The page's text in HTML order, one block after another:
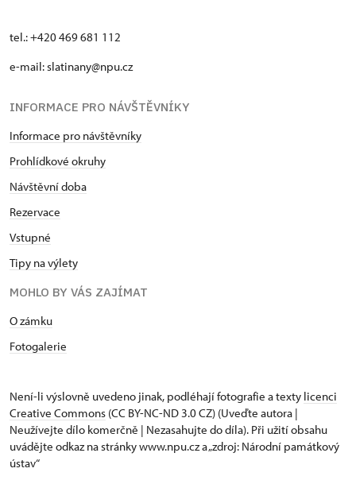
tel.: +420 469 681 112
e-mail: slatinany@npu.cz
INFORMACE PRO NÁVŠTĚVNÍKY
Informace pro návštěvníky
Prohlídkové okruhy
Návštěvní doba
Rezervace
Vstupné
Tipy na výlety
MOHLO BY VÁS ZAJÍMAT
O zámku
Fotogalerie
Není-li výslovně uvedeno jinak, podléhají fotografie a texty licenci
Creative Commons (CC BY-NC-ND 3.0 CZ) (Uveďte autora |
Neužívejte dílo komerčně | Nezasahujte do díla). Při užití obsahu
uvádějte odkaz na stránky www.npu.cz a „zdroj: Národní památkový
ústav“